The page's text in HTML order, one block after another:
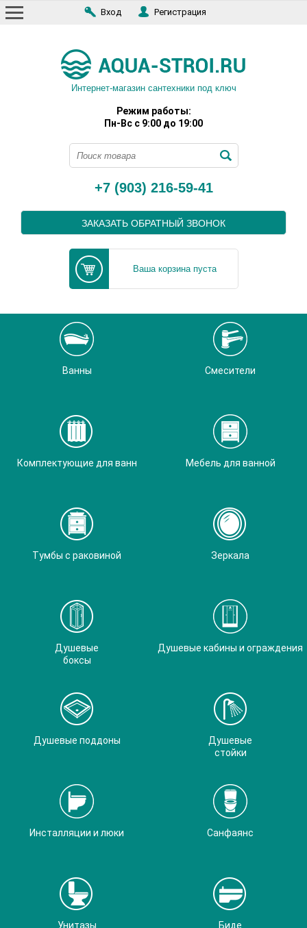
Вход Регистрация
Интернет-магазин сантехники под ключ
Режим работы:
Пн-Вс с 9:00 до 19:00
+7 (903) 216-59-41
ЗАКАЗАТЬ ОБРАТНЫЙ ЗВОНОК
Ваша корзина пуста
Ванны Смесители
Комплектующие для ванн Мебель для ванной
Тумбы с раковиной Зеркала
Душевые
боксы
Душевые кабины и ограждения
Душевые поддоны
Душевые
стойки
Инсталляции и люки Санфаянс
Унитазы Биде